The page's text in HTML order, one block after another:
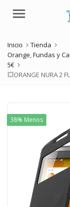
Menú
Inicio
Tienda
Orange,Fundas y
5€
💥ORANGE NURA 2
38% Menos